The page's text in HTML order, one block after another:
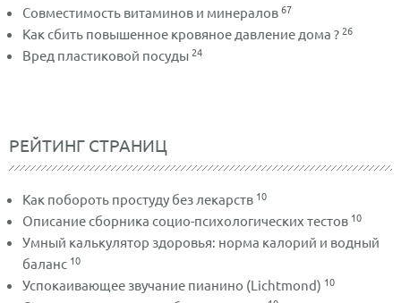
Совместимость витаминов и минералов67
Как сбить повышенное кровяное давление дома ? 26
Вред пластиковой посуды 24
РЕЙТИНГ СТРАНИЦ
Как побороть простуду без лекарств 10
Описание сборника социо-психологических тестов 10
Умный калькулятор здоровья: норма калорий и водный
баланс 10
Успокаивающее звучание пианино (Lichtmond) 10